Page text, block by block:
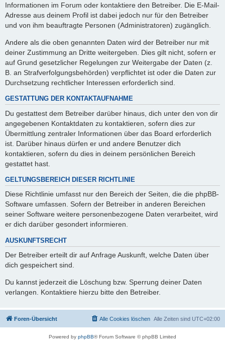
Informationen im Forum oder kontaktiere den Betreiber. Die E-Mail-
Adresse aus deinem Profil ist dabei jedoch nur für den Betreiber
und von ihm beauftragte Personen (Administratoren) zugänglich.
Andere als die oben genannten Daten wird der Betreiber nur mit
deiner Zustimmung an Dritte weitergeben. Dies gilt nicht, sofern er
auf Grund gesetzlicher Regelungen zur Weitergabe der Daten (z.
B. an Strafverfolgungsbehörden) verpflichtet ist oder die Daten zur
Durchsetzung rechtlicher Interessen erforderlich sind.
GESTATTUNG DER KONTAKTAUFNAHME
Du gestattest dem Betreiber darüber hinaus, dich unter den von dir
angegebenen Kontaktdaten zu kontaktieren, sofern dies zur
Übermittlung zentraler Informationen über das Board erforderlich
ist. Darüber hinaus dürfen er und andere Benutzer dich
kontaktieren, sofern du dies in deinem persönlichen Bereich
gestattet hast.
GELTUNGSBEREICH DIESER RICHTLINIE
Diese Richtlinie umfasst nur den Bereich der Seiten, die die phpBB-
Software umfassen. Sofern der Betreiber in anderen Bereichen
seiner Software weitere personenbezogene Daten verarbeitet, wird
er dich darüber gesondert informieren.
AUSKUNFTSRECHT
Der Betreiber erteilt dir auf Anfrage Auskunft, welche Daten über
dich gespeichert sind.
Du kannst jederzeit die Löschung bzw. Sperrung deiner Daten
verlangen. Kontaktiere hierzu bitte den Betreiber.
Foren-Übersicht Alle Zeiten sind UTC+02:00
Alle Cookies löschen
Powered by phpBB® Forum Software © phpBB Limited